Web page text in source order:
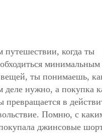
путешествии, когда ты
минимальным
вещей, ты понимаешь,
деле нужно, а покупка
превращается в
Помню, с
джинсовые